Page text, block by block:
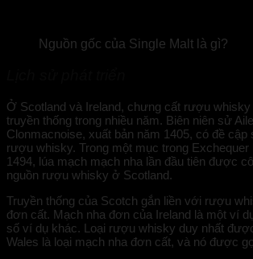
Nguồn gốc của Single Malt là gì?
Ở Scotland và Ireland, chưng cất rượu whisky
truyền thống trong nhiều năm. Biên niên sử
Clonmacnoise, xuất bản năm 1405, có đề cập
rượu whisky. Trong một mục trong Exchequer
1494, lúa mạch mạch nha lần đầu tiên được
nguồn rượu whisky ở Scotland.
Truyền thống của Scotch gắn liền với rượu
đơn cất. Mạch nha đơn của Ireland là một ví
số ví dụ khác. Loại rượu whisky duy nhất
Wales là loại mạch nha đơn cất, và nó được